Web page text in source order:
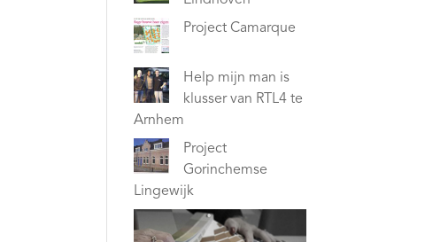
Project Camarque
Help mijn man is
klusser van RTL4 te
Arnhem
Project
Gorinchemse
Lingewijk